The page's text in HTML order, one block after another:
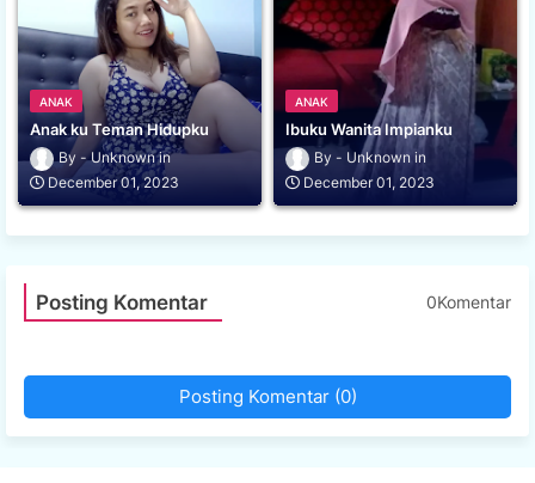
ANAK
Anak ku Teman Hidupku
Unknown
December 01, 2023
ANAK
Ibuku Wanita Impianku
Unknown
December 01, 2023
Posting Komentar 0Komentar
Posting Komentar (0)